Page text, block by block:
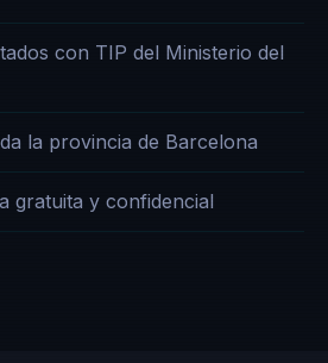
con TIP del Ministerio del
la provincia de Barcelona
gratuita y confidencial